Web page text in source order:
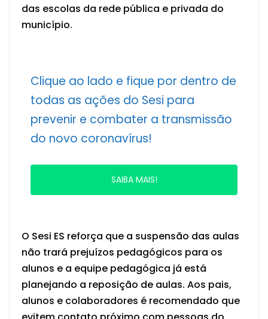
das escolas da rede pública e privada do
município.
Clique ao lado e fique por dentro de
todas as ações do Sesi para
prevenir e combater a transmissão
do novo coronavírus!
SAIBA MAIS!
O Sesi ES reforça que a suspensão das aulas
não trará prejuízos pedagógicos para os
alunos e a equipe pedagógica já está
planejando a reposição de aulas. Aos pais,
alunos e colaboradores é recomendado que